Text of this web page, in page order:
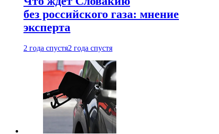
без российского газа: мнение
эксперта
2 года спустя2 года спустя